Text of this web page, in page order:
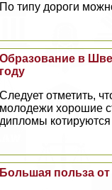
По типу дороги
Образование в
году
Следует отметить,
молодежи хорошие
дипломы
Большая польза